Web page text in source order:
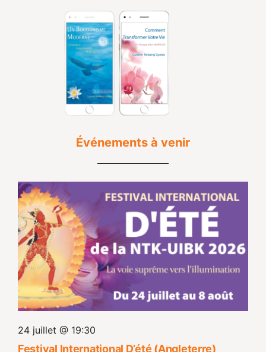
Événements à venir
24 juillet @ 19:30
Festival International D’été (Angleterre)